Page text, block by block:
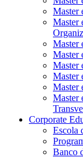
Master
Master
Master
Master
Master
Master
Master
Master
Corporate
Escola
Banco